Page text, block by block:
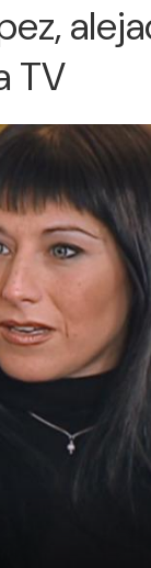
TV